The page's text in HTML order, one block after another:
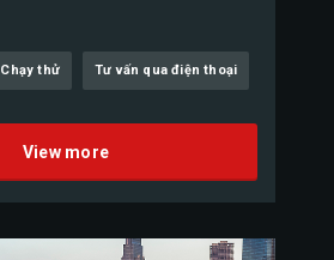
Chạy thử Tư vấn qua điện thoại
View more